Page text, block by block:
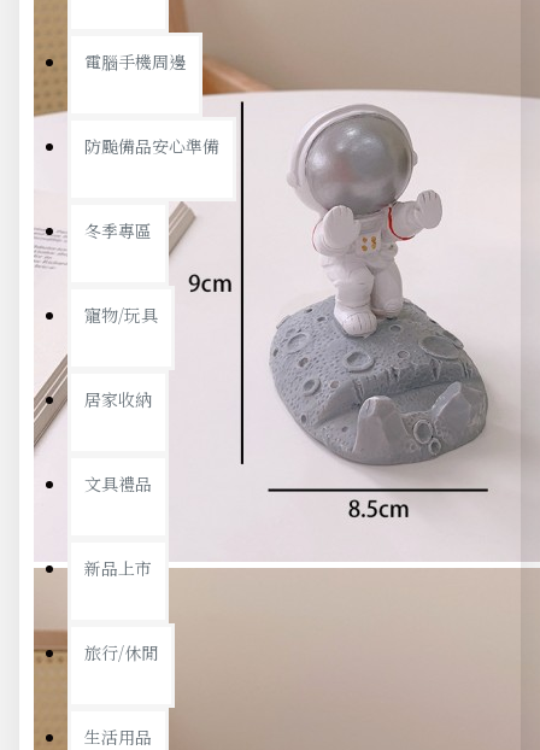
電腦手機周邊
防颱備品安心準備
冬季專區
寵物/玩具
居家收納
文具禮品
新品上市
旅行/休閒
生活用品